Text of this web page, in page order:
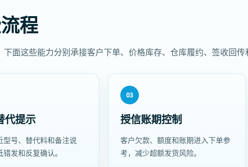
程
面这些能力分别承接客户下单、价格库存、仓库履约、签收回传
代提示
型号、替代料和备注说
错发和反复确认。
03
授信账期控制
客户欠款、额度和账期进入下单参
考，减少超额发货风险。